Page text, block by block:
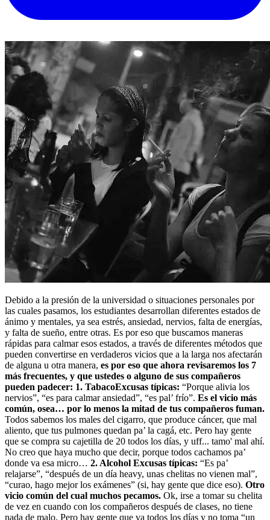
Debido a la presión de la universidad o situaciones personales por
las cuales pasamos, los estudiantes desarrollan diferentes estados de
ánimo y mentales, ya sea estrés, ansiedad, nervios, falta de energías,
y falta de sueño, entre otras. Es por eso que buscamos maneras
rápidas para calmar esos estados, a través de diferentes métodos que
pueden convertirse en verdaderos vicios que a la larga nos afectarán
de alguna u otra manera, es por eso que ahora revisaremos los 7
más frecuentes, y que ustedes o alguno de sus compañeros
pueden padecer: 1. TabacoExcusas típicas: “Porque alivia los
nervios”, “es para calmar ansiedad”, “es pal’ frío”. Es el vicio más
común, osea… por lo menos la mitad de tus compañeros fuman.
Todos sabemos los males del cigarro, que produce cáncer, que mal
aliento, que tus pulmones quedan pa’ la cagá, etc. Pero hay gente
que se compra su cajetilla de 20 todos los días, y uff... tamo' mal ahí.
No creo que haya mucho que decir, porque todos cachamos pa’
donde va esa micro… 2. Alcohol Excusas típicas: “Es pa’
relajarse”, “después de un día heavy, unas chelitas no vienen mal”,
“curao, hago mejor los exámenes” (si, hay gente que dice eso). Otro
vicio común del cual muchos pecamos. Ok, irse a tomar su chelita
de vez en cuando con los compañeros después de clases, no tiene
nada de malo. Pero hay gente que va todos los días y no toma “un